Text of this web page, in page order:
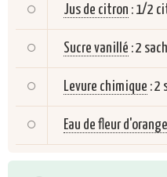
Jus de citron : 1/2
Sucre vanillé :2
Levure chimique :2
Eau de fleur